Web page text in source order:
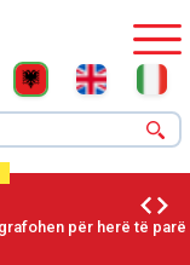
për herë të parë